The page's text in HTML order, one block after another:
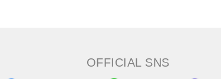
OFFICIAL SNS